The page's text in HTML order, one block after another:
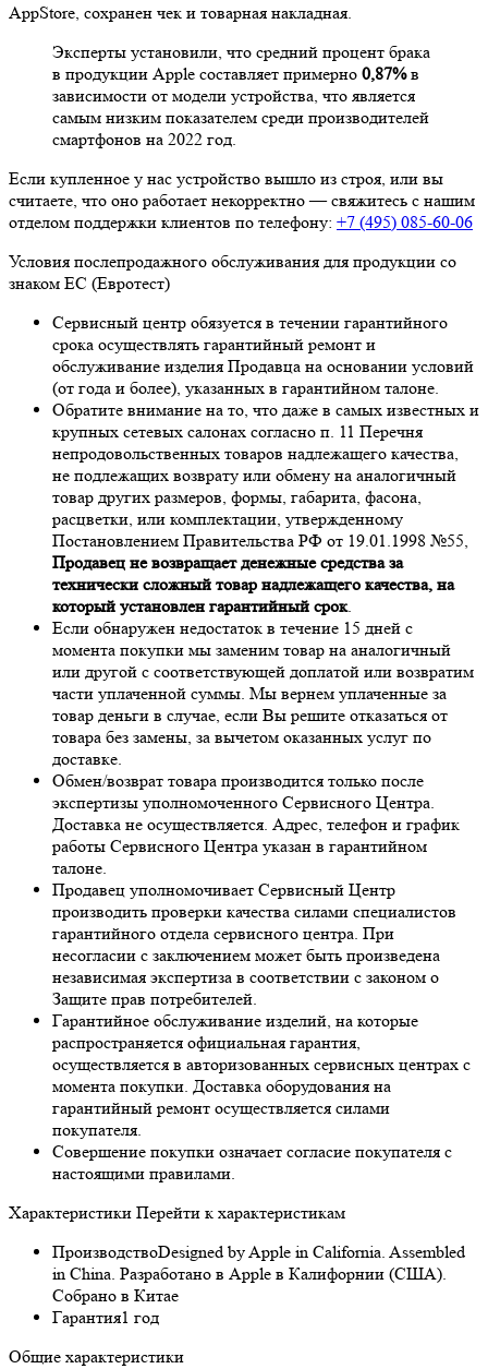
AppStore, сохранен чек и товарная накладная.
Эксперты установили, что средний процент брака
в продукции Apple составляет примерно 0,87%в
зависимости от модели устройства, что является
самым низким показателем среди производителей
смартфонов на 2022 год.
Если купленное у нас устройство вышло из строя, или вы
считаете, что оно работает некорректно — свяжитесь с нашим
отделом поддержки клиентов по телефону: +7 (495) 085-60-06
Условия послепродажного обслуживания для продукции со
знаком ЕС (Евротест)
Сервисный центр обязуется в течении гарантийного
срока осуществлять гарантийный ремонт и
обслуживание изделия Продавца на основании условий
(от года и более), указанных в гарантийном талоне.
Обратите внимание на то, что даже в самых известных и
крупных сетевых салонах согласно п. 11 Перечня
непродовольственных товаров надлежащего качества,
не подлежащих возврату или обмену на аналогичный
товар других размеров, формы, габарита, фасона,
расцветки, или комплектации, утвержденному
Постановлением Правительства РФ от 19.01.1998 №55,
Продавец не возвращает денежные средства за
технически сложный товар надлежащего качества, на
который установлен гарантийный срок.
Если обнаружен недостаток в течение 15 дней с
момента покупки мы заменим товар на аналогичный
или другой с соответствующей доплатой или возвратим
части уплаченной суммы. Мы вернем уплаченные за
товар деньги в случае, если Вы решите отказаться от
товара без замены, за вычетом оказанных услуг по
доставке.
Обмен/возврат товара производится только после
экспертизы уполномоченного Сервисного Центра.
Доставка не осуществляется. Адрес, телефон и график
работы Сервисного Центра указан в гарантийном
талоне.
Продавец уполномочивает Сервисный Центр
производить проверки качества силами специалистов
гарантийного отдела сервисного центра. При
несогласии с заключением может быть произведена
независимая экспертиза в соответствии с законом о
Защите прав потребителей.
Гарантийное обслуживание изделий, на которые
распространяется официальная гарантия,
осуществляется в авторизованных сервисных центрах с
момента покупки. Доставка оборудования на
гарантийный ремонт осуществляется силами
покупателя.
Совершение покупки означает согласие покупателя с
настоящими правилами.
Характеристики Перейти к характеристикам
ПроизводствоDesigned by Apple in California. Assembled
in China. Разработано в Apple в Калифорнии (США).
Собрано в Китае
Гарантия1 год
Общие характеристики